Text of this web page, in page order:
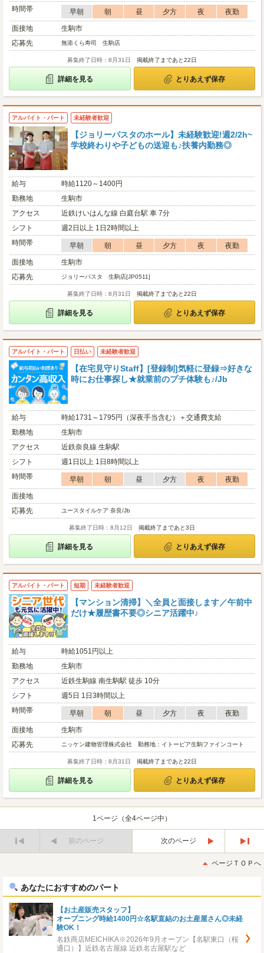
時間帯
早朝 朝 昼 夕方 夜
夜勤
面接地
生駒市
応募先
無添くら寿司 生駒店
募集終了日時：8月31日 掲載終了まであと22日
詳細を見る とりあえず保存
アルバイト・パート 未経験者歓迎
【ジョリーパスタのホール】未経験歓迎!週2/2h~
学校終わりや子どもの送迎も♪扶養内勤務◎
給与
時給1120～1400円
勤務地
生駒市
アクセス
近鉄けいはんな線 白庭台駅 車 7分
シフト
週2日以上 1日2時間以上
時間帯
早朝 朝 昼 夕方 夜
夜勤
面接地
生駒市
応募先
ジョリーパスタ 生駒店[JP0511]
募集終了日時：8月31日 掲載終了まであと22日
詳細を見る とりあえず保存
アルバイト・パート 日払い 未経験者歓迎
【在宅見守りStaff】[登録制]気軽に登録⇒好きな
時にお仕事探し★就業前のプチ体験も♪/Jb
給与
時給1731～1795円（深夜手当含む）＋交通費支給
勤務地
生駒市
アクセス
近鉄奈良線 生駒駅
シフト
週1日以上 1日8時間以上
時間帯
早朝 朝 昼 夕方 夜
夜勤
面接地
応募先
ユースタイルケア 奈良/Jb
募集終了日時：8月12日 掲載終了まであと3日
詳細を見る とりあえず保存
アルバイト・パート 短期 未経験者歓迎
【マンション清掃】＼全員と面接します／午前中
だけ★履歴書不要◎シニア活躍中♪
給与
時給1051円以上
勤務地
生駒市
アクセス
近鉄生駒線 南生駒駅 徒歩 10分
シフト
週5日 1日3時間以上
時間帯
早朝 朝 昼 夕方 夜
夜勤
面接地
生駒市
応募先
ニッケン建物管理株式会社 勤務地：イトーピア生駒ファインコート
募集終了日時：8月31日 掲載終了まであと22日
詳細を見る とりあえず保存
1ページ（全4ページ中）
前のページ
次のページ
後
ページＴＯＰへ
あなたにおすすめのパート
【お土産販売スタッフ】
オープニング時給1400円☆名駅直結のお土産屋さん◎未経
験OK！
名鉄商店MEICHIKA※2026年9月オープン【名駅東口（桜
通口）】近鉄名古屋線 近鉄名古屋駅など